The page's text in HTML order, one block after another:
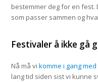
bestemmer deg for en fest.
som passer sammen og
Festivaler å ikke gå
Nå må vikomme i gang
lang tid siden sist vi kunne